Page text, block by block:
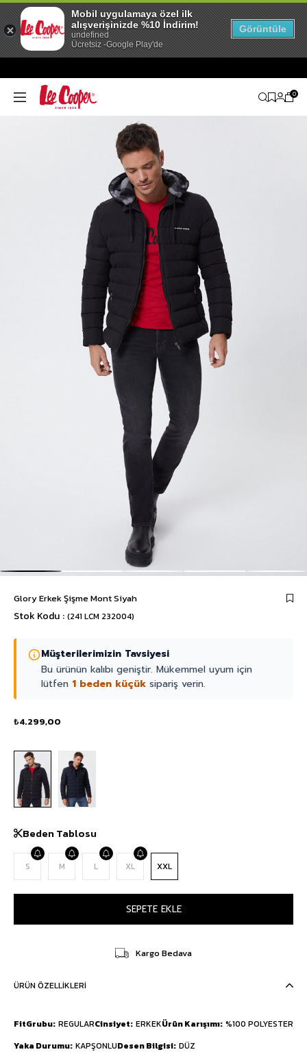
0
Glory Erkek Şişme Mont Siyah
Stok Kodu (241 LCM 232004)
Müşterilerimizin Tavsiyesi
Bu ürünün kalıbı geniştir. Mükemmel uyum için
lütfen 1 beden küçük sipariş verin.
₺4.299,00
Beden Tablosu
S M L XL XXL
Kargo Bedava
ÜRÜN ÖZELLIKLERI
FitGrubu REGULARCinsiyet ERKEKÜrün Karışımı %100 POLYESTER
Yaka Durumu KAPŞONLUDesen Bilgisi DÜZ
Mobil uygulamaya özel ilk
alışverişinizde %10 İndirim!
undefined
Ücretsiz -Google Play'de
Görüntüle